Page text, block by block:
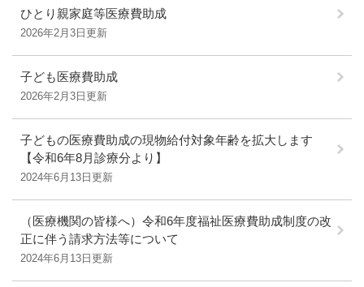
ひとり親家庭等医療費助成
2026年2月3日更新
子ども医療費助成
2026年2月3日更新
子どもの医療費助成の現物給付対象年齢を拡大します
【令和6年8月診療分より】
2024年6月13日更新
（医療機関の皆様へ）令和6年度福祉医療費助成制度の改
正に伴う請求方法等について
2024年6月13日更新